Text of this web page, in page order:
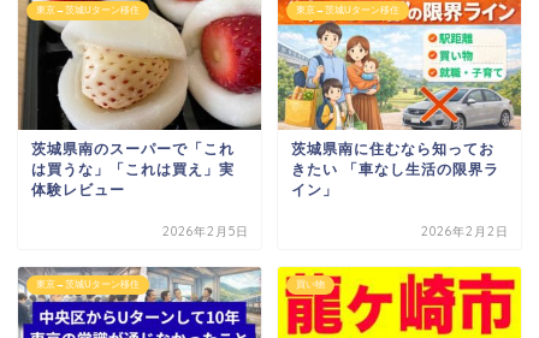
東京→茨城Uターン移住
茨城県南のスーパーで「これ
は買うな」「これは買え」実
体験レビュー
2026年2月5日
東京→茨城Uターン移住
茨城県南に住むなら知ってお
きたい 「車なし生活の限界ラ
イン」
2026年2月2日
東京→茨城Uターン移住 買い物